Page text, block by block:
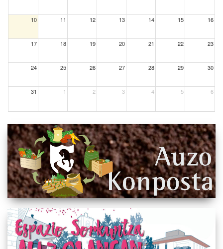
10 11 12 13 14 15 16
17 18 19 20 21 22 23
24 25 26 27 28 29 30
31 1 2 3 4 5 6